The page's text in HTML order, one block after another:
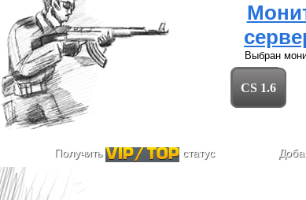
Выбран
CS 1.6
Получить статус